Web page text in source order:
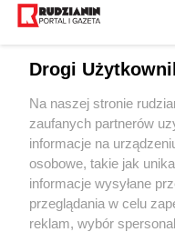
Wydawca mediów
Drogi
Na naszej stronie
zaufanych partnerów
informacje na
osobowe, takie jak
informacje wysyłane
przeglądania w celu
reklam, wybór